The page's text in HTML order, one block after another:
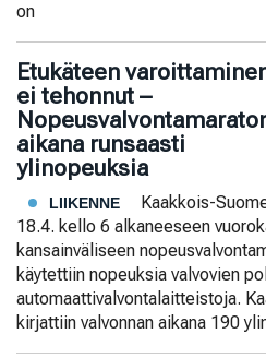
on
Etukäteen
ei tehonnut –
aikana runsaasti
ylinopeuksia
LIIKENNE
Kaakkois-
18.4. kello 6 alkaneeseen
kansainväliseen
käytettiin nopeuksia valvovien
automaattivalvontalaitteistoja.
kirjattiin valvonnan aikana 190